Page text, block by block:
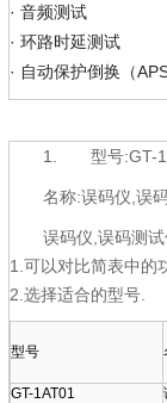
· 音频测试
· 环路时延测试
· 自动保护倒换（
1. 型号:GT-
名称:误码仪,误
误码仪,误码测
1.可以对比简表中的
2.选择适合的型号.
型号
GT-1AT01